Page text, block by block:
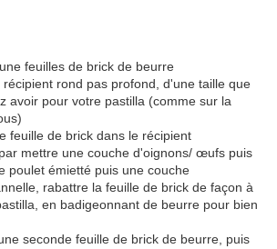
feuilles de brick de beurre
récipient rond pas profond, d'une taille que
avoir pour votre pastilla (comme sur la
feuille de brick dans le récipient
mettre une couche d'oignons/ œufs puis
poulet émietté puis une couche
rabattre la feuille de brick de façon à
en badigeonnant de beurre pour bien
seconde feuille de brick de beurre, puis